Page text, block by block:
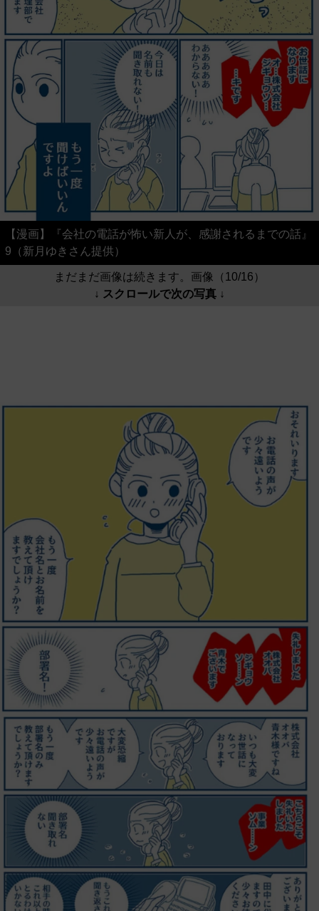
【漫画】『会社の電話が怖い新人が、感謝されるまでの話』
9（新月ゆきさん提供）
まだまだ画像は続きます。画像（10/16）
↓ スクロールで次の写真 ↓